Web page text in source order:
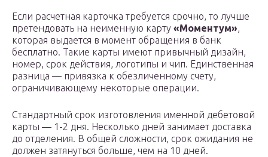
Если расчетная карточка требуется срочно, то лучше
претендовать на неименную карту «Моментум»,
которая выдается в момент обращения в банк
бесплатно. Такие карты имеют привычный дизайн,
номер, срок действия, логотипы и чип. Единственная
разница — привязка к обезличенному счету,
ограничивающему некоторые операции.
Стандартный срок изготовления именной дебетовой
карты — 1-2 дня. Несколько дней занимает доставка
до отделения. В общей сложности, срок ожидания не
должен затянуться больше, чем на 10 дней.